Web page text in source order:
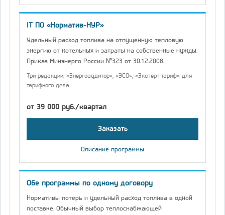
IT ПО «Норматив-НУР»
Удельный расход топлива на отпущенную тепловую
энергию от котельных и затраты на собственные нужды.
Приказ Минэнерго России №323 от 30.12.2008.
Три редакции: «Энергоаудитор», «ЭСО», «Эксперт-тариф» для
тарифного дела.
от 39 000 руб./квартал
Заказать
Описание программы
Обе программы по одному договору
Нормативы потерь и удельный расход топлива в одной
поставке. Обычный выбор теплоснабжающей